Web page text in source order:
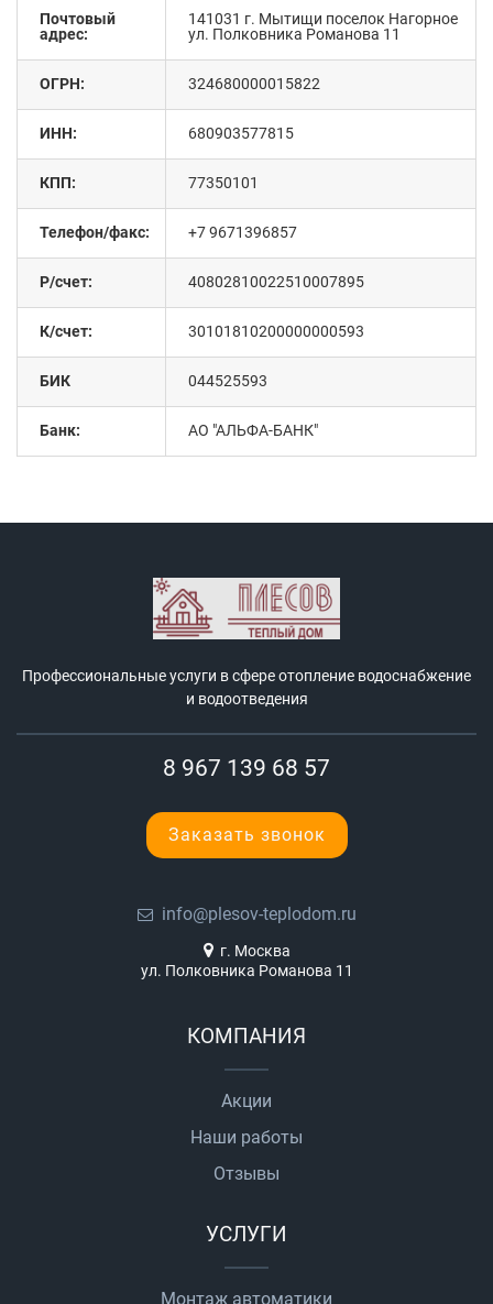
Почтовый
адрес:
141031 г. Мытищи поселок Нагорное
ул. Полковника Романова 11
ОГРН: 324680000015822
ИНН: 680903577815
КПП: 77350101
Телефон/факс: +7 9671396857
Р/счет: 40802810022510007895
К/счет: 30101810200000000593
БИК 044525593
Банк: АО "АЛЬФА-БАНК"
Профессиональные услуги в сфере отопление водоснабжение
и водоотведения
8 967 139 68 57
Заказать звонок
info@plesov-teplodom.ru
г. Москва
ул. Полковника Романова 11
КОМПАНИЯ
Акции
Наши работы
Отзывы
УСЛУГИ
Монтаж автоматики